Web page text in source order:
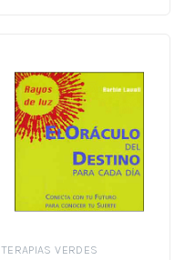
TERAPIAS VERDES